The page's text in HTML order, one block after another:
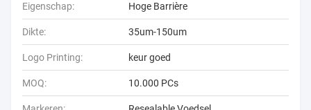
Eigenschap: Hoge Barrière
Dikte: 35um-150um
Logo Printing: keur goed
MOQ: 10.000 PCs